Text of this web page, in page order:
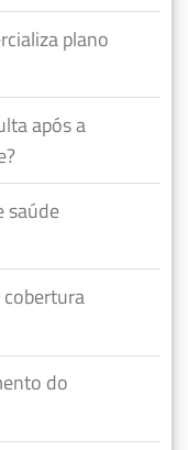
plano
após a
saúde
cobertura
do